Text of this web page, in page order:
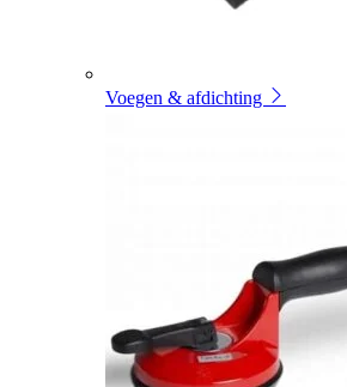
Voegen & afdichting